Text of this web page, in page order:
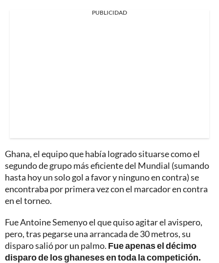
PUBLICIDAD
Ghana, el equipo que había logrado situarse como el
segundo de grupo más eficiente del Mundial (sumando
hasta hoy un solo gol a favor y ninguno en contra) se
encontraba por primera vez con el marcador en contra
en el torneo.
Fue Antoine Semenyo el que quiso agitar el avispero,
pero, tras pegarse una arrancada de 30 metros, su
disparo salió por un palmo. Fue apenas el décimo
disparo de los ghaneses en toda la competición.